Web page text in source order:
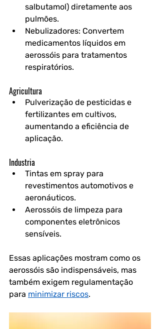
salbutamol) diretamente aos
pulmões.
Nebulizadores: Convertem
medicamentos líquidos em
aerossóis para tratamentos
respiratórios.
Agricultura
Pulverização de pesticidas e
fertilizantes em cultivos,
aumentando a eficiência de
aplicação.
Industria
Tintas em spray para
revestimentos automotivos e
aeronáuticos.
Aerossóis de limpeza para
componentes eletrônicos
sensíveis.
Essas aplicações mostram como os
aerossóis são indispensáveis, mas
também exigem regulamentação
para minimizar riscos.